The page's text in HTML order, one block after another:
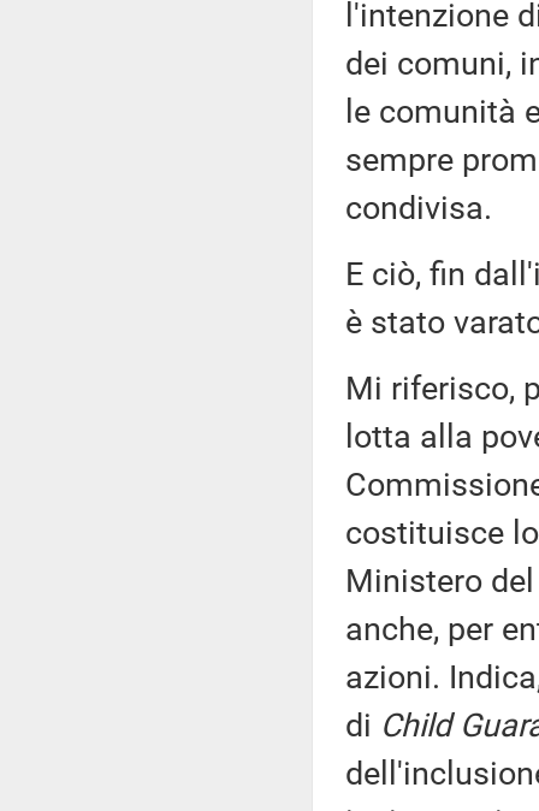
l'intenzione
dei comuni,
le comunità
sempre
condivisa.
E ciò, fin
è stato
Mi riferisco,
lotta alla
costituisce
Ministero
anche, per
azioni.
di Child